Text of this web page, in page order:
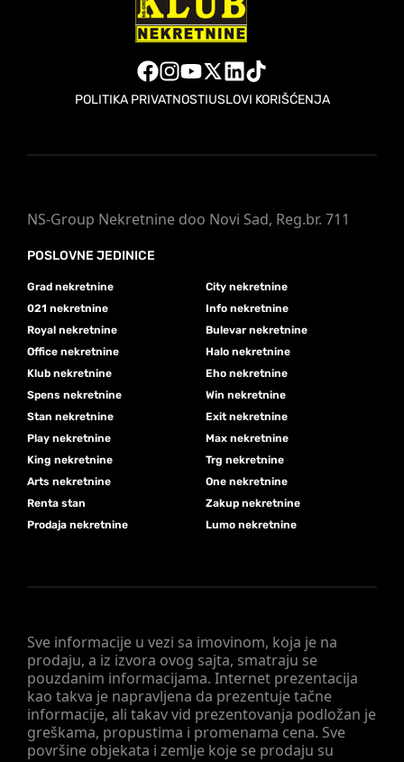
POLITIKA PRIVATNOSTIUSLOVI KORIŠĆENJA
Sve informacije u vezi sa imovinom, koja je na
prodaju, a iz izvora ovog sajta, smatraju se
pouzdanim informacijama. Internet prezentacija
kao takva je napravljena da prezentuje tačne
informacije, ali takav vid prezentovanja podložan je
greškama, propustima i promenama cena. Sve
površine objekata i zemlje koje se prodaju su
NS-Group Nekretnine doo Novi Sad, Reg.br. 711
POSLOVNE JEDINICE
Grad nekretnine
City nekretnine
021 nekretnine
Info nekretnine
Royal nekretnine
Bulevar nekretnine
Office nekretnine
Halo nekretnine
Klub nekretnine
Eho nekretnine
Spens nekretnine
Win nekretnine
Stan nekretnine
Exit nekretnine
Play nekretnine
Max nekretnine
King nekretnine
Trg nekretnine
Arts nekretnine
One nekretnine
Renta stan
Zakup nekretnine
Prodaja nekretnine
Lumo nekretnine